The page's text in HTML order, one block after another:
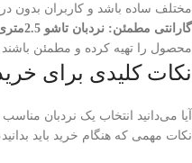
مختلف ساده باشد و کاربران بدون
گارانتی مطمئن: نردبان تاشو 2.5متری استرانگ(2تکه)
محصول را تهیه کرده و مطمئن باشند
نکات کلیدی برای خرید نردبان تاشو
آیا می‌دانید انتخاب یک نردبان
نکات مهمی که هنگام خرید باید